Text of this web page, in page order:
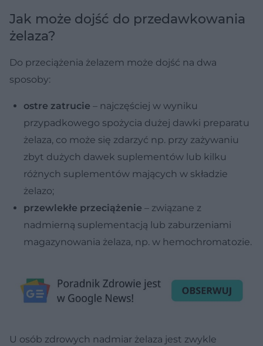
Jak może dojść do przedawkowania
żelaza?
Do przeciążenia żelazem może dojść na dwa
sposoby:
ostre zatrucie – najczęściej w wyniku
przypadkowego spożycia dużej dawki preparatu
żelaza, co może się zdarzyć np. przy zażywaniu
zbyt dużych dawek suplementów lub kilku
różnych suplementów mających w składzie
żelazo;
przewlekłe przeciążenie – związane z
nadmierną suplementacją lub zaburzeniami
magazynowania żelaza, np. w hemochromatozie.
U osób zdrowych nadmiar żelaza jest zwykle